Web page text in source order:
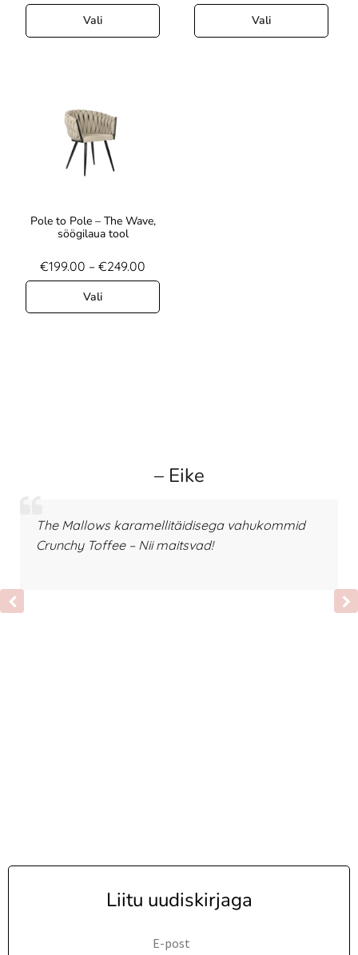
Vali Vali
Pole to Pole – The Wave,
söögilaua tool
€199.00 – €249.00
Vali
– Eike
The Mallows karamellitäidisega vahukommid
Crunchy Toffee – Nii maitsvad!
Liitu uudiskirjaga